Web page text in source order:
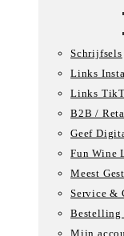
Schrijfsels
Links
Links
B2B /
Geef
Fun Wine
Meest
Service &
Bestelling
Mijn